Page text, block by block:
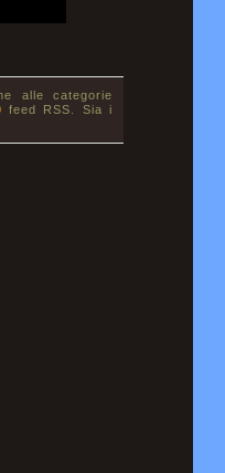
alle categorie
feed RSS. Sia i